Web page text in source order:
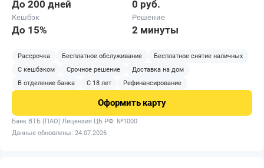
До 200 дней 0 руб.
Кешбэк
До 15%
Решение
2 минуты
Рассрочка Бесплатное обслуживание
Бесплатное снятие наличных
С кешбэком
Срочное решение
Доставка на дом
В отделение банка
С 18 лет Рефинансирование
Оформить карту
Банк ВТБ (ПАО) Лицензия ЦБ РФ: №1000
Данные обновлены: 24.07.2026